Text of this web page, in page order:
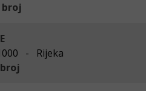
- Rijeka